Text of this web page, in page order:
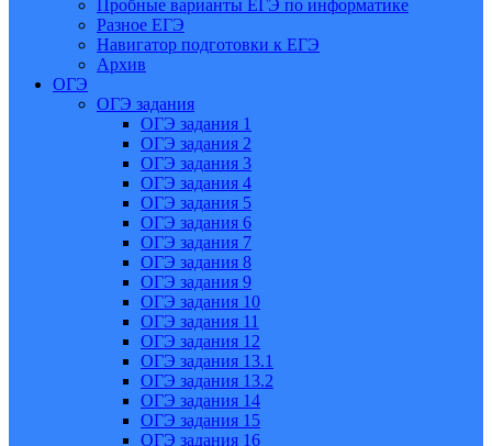
Пробные варианты ЕГЭ по информатике
Разное ЕГЭ
Навигатор подготовки к ЕГЭ
Архив
ОГЭ
ОГЭ задания
ОГЭ задания 1
ОГЭ задания 2
ОГЭ задания 3
ОГЭ задания 4
ОГЭ задания 5
ОГЭ задания 6
ОГЭ задания 7
ОГЭ задания 8
ОГЭ задания 9
ОГЭ задания 10
ОГЭ задания 11
ОГЭ задания 12
ОГЭ задания 13.1
ОГЭ задания 13.2
ОГЭ задания 14
ОГЭ задания 15
ОГЭ задания 16